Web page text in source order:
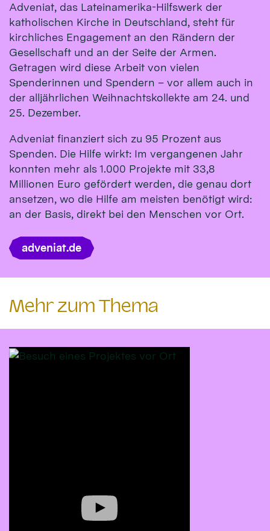
Adveniat, das Lateinamerika-Hilfswerk der
katholischen Kirche in Deutschland, steht für
kirchliches Engagement an den Rändern der
Gesellschaft und an der Seite der Armen.
Getragen wird diese Arbeit von vielen
Spenderinnen und Spendern – vor allem auch in
der alljährlichen Weihnachtskollekte am 24. und
25. Dezember.
Adveniat finanziert sich zu 95 Prozent aus
Spenden. Die Hilfe wirkt: Im vergangenen Jahr
konnten mehr als 1.000 Projekte mit 33,8
Millionen Euro gefördert werden, die genau dort
ansetzen, wo die Hilfe am meisten benötigt wird:
an der Basis, direkt bei den Menschen vor Ort.
adveniat.de
Mehr zum Thema